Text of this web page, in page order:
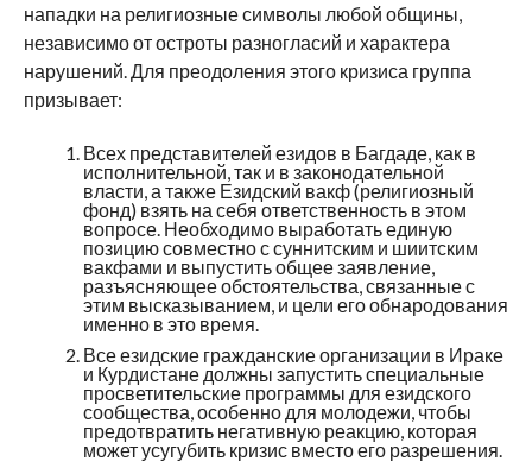
нападки на религиозные символы любой общины,
независимо от остроты разногласий и характера
нарушений. Для преодоления этого кризиса группа
призывает:
Всех представителей езидов в Багдаде, как в
исполнительной, так и в законодательной
власти, а также Езидский вакф (религиозный
фонд) взять на себя ответственность в этом
вопросе. Необходимо выработать единую
позицию совместно с суннитским и шиитским
вакфами и выпустить общее заявление,
разъясняющее обстоятельства, связанные с
этим высказыванием, и цели его обнародования
именно в это время.
Все езидские гражданские организации в Ираке
и Курдистане должны запустить специальные
просветительские программы для езидского
сообщества, особенно для молодежи, чтобы
предотвратить негативную реакцию, которая
может усугубить кризис вместо его разрешения.